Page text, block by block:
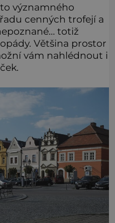
významného
cenných trofejí a
totiž
Většina prostor
vám nahlédnout i